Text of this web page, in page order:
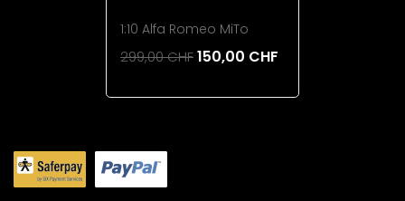
1:10 Alfa Romeo MiTo
299,00 CHF150,00 CHF